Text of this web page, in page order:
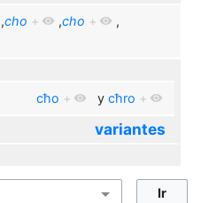
,cho + ,cho +
,
cħo + ycħro +
variantes